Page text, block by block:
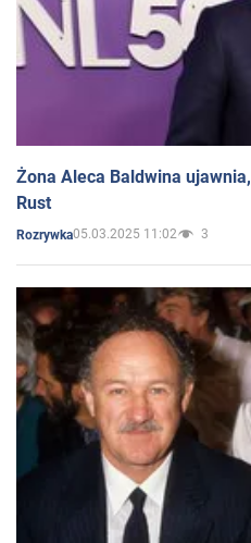
Żona Aleca Baldwina
Rust
Rozrywka05.03.2025 11:02 3